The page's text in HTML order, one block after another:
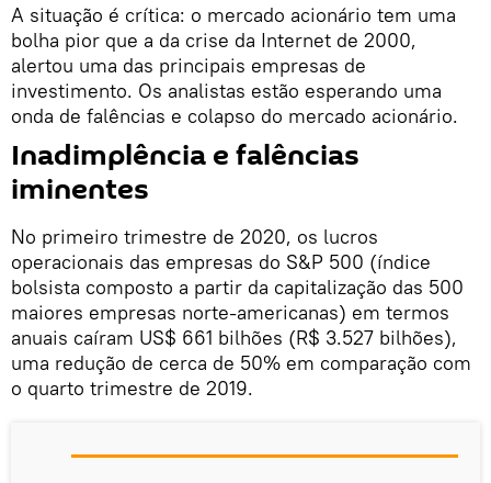
A situação é crítica: o mercado acionário tem uma
bolha pior que a da crise da Internet de 2000,
alertou uma das principais empresas de
investimento. Os analistas estão esperando uma
onda de falências e colapso do mercado acionário.
Inadimplência e falências
iminentes
No primeiro trimestre de 2020, os lucros
operacionais das empresas do S&P 500 (índice
bolsista composto a partir da capitalização das 500
maiores empresas norte-americanas) em termos
anuais caíram US$ 661 bilhões (R$ 3.527 bilhões),
uma redução de cerca de 50% em comparação com
o quarto trimestre de 2019.